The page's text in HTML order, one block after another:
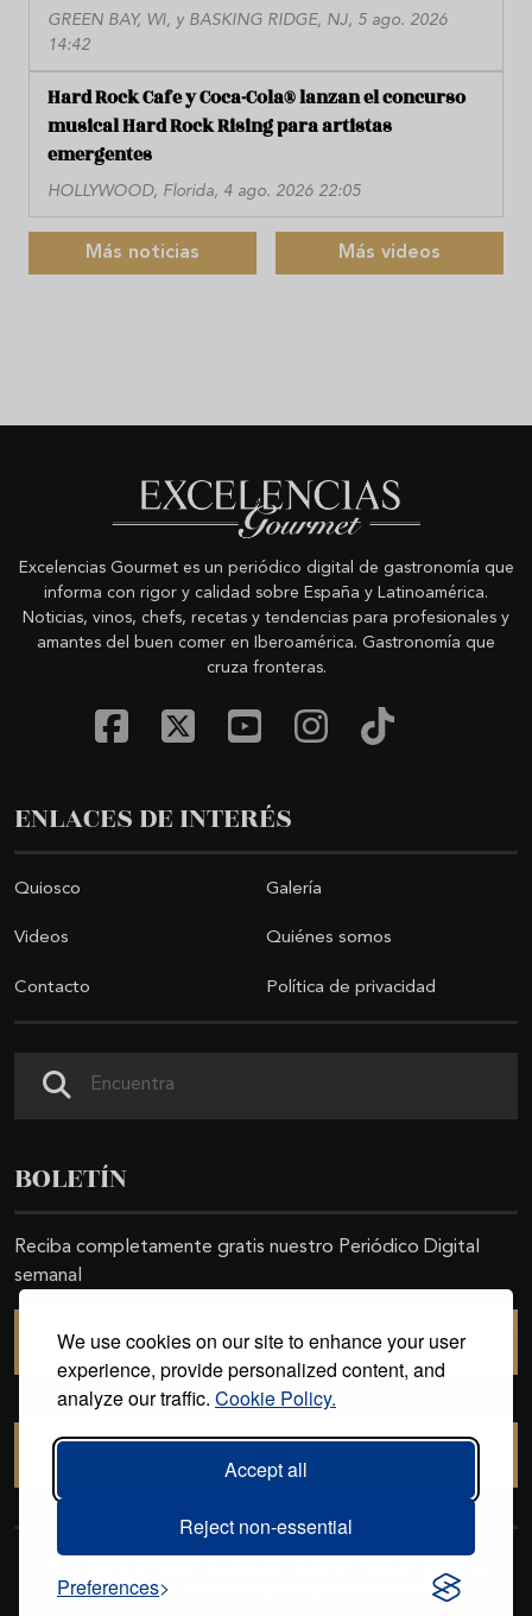
We use cookies on our site to enhance your user
experience, provide personalized content, and
analyze our traffic. Cookie Policy.
Accept all
Reject non-essential
Preferences
GREEN BAY, WI, y BASKING RIDGE, NJ, 5 ago. 2026
14:42
Hard Rock Cafe y Coca-Cola® lanzan el concurso
musical Hard Rock Rising para artistas
emergentes
HOLLYWOOD, Florida, 4 ago. 2026 22:05
Más noticias Más videos
Excelencias Gourmet es un periódico digital de gastronomía que
informa con rigor y calidad sobre España y Latinoamérica.
Noticias, vinos, chefs, recetas y tendencias para profesionales y
amantes del buen comer en Iberoamérica. Gastronomía que
cruza fronteras.
ENLACES DE INTERÉS
Quiosco Galería
Videos Quiénes somos
Contacto Política de privacidad
BOLETÍN
Reciba completamente gratis nuestro Periódico Digital
semanal
SUSCRIBIRSE
reservados. Desarrollado por
.